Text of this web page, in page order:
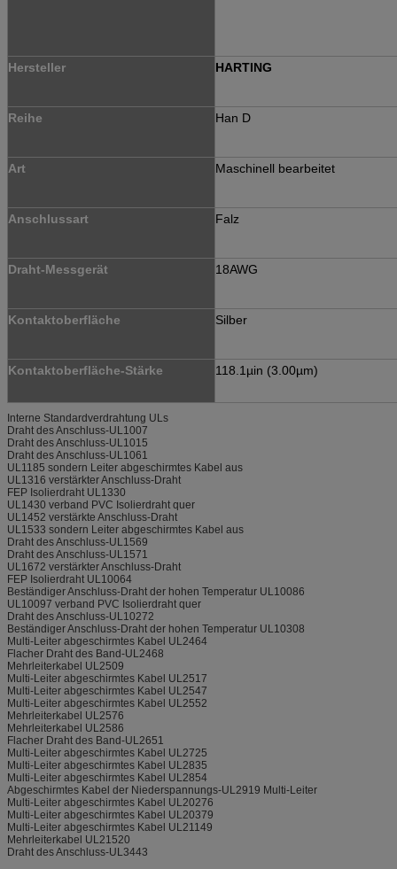
Hersteller HARTING
Reihe Han D
Art Maschinell bearbeitet
Anschlussart Falz
Draht-Messgerät 18AWG
Kontaktoberfläche Silber
Kontaktoberfläche-Stärke 118.1µin (3.00µm)
Interne Standardverdrahtung ULs
Draht des Anschluss-UL1007
Draht des Anschluss-UL1015
Draht des Anschluss-UL1061
UL1185 sondern Leiter abgeschirmtes Kabel aus
UL1316 verstärkter Anschluss-Draht
FEP Isolierdraht UL1330
UL1430 verband PVC Isolierdraht quer
UL1452 verstärkte Anschluss-Draht
UL1533 sondern Leiter abgeschirmtes Kabel aus
Draht des Anschluss-UL1569
Draht des Anschluss-UL1571
UL1672 verstärkter Anschluss-Draht
FEP Isolierdraht UL10064
Beständiger Anschluss-Draht der hohen Temperatur UL10086
UL10097 verband PVC Isolierdraht quer
Draht des Anschluss-UL10272
Beständiger Anschluss-Draht der hohen Temperatur UL10308
Multi-Leiter abgeschirmtes Kabel UL2464
Flacher Draht des Band-UL2468
Mehrleiterkabel UL2509
Multi-Leiter abgeschirmtes Kabel UL2517
Multi-Leiter abgeschirmtes Kabel UL2547
Multi-Leiter abgeschirmtes Kabel UL2552
Mehrleiterkabel UL2576
Mehrleiterkabel UL2586
Flacher Draht des Band-UL2651
Multi-Leiter abgeschirmtes Kabel UL2725
Multi-Leiter abgeschirmtes Kabel UL2835
Multi-Leiter abgeschirmtes Kabel UL2854
Abgeschirmtes Kabel der Niederspannungs-UL2919 Multi-Leiter
Multi-Leiter abgeschirmtes Kabel UL20276
Multi-Leiter abgeschirmtes Kabel UL20379
Multi-Leiter abgeschirmtes Kabel UL21149
Mehrleiterkabel UL21520
Draht des Anschluss-UL3443